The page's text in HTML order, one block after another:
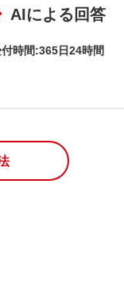
AIによる回答
時間:365日24時間